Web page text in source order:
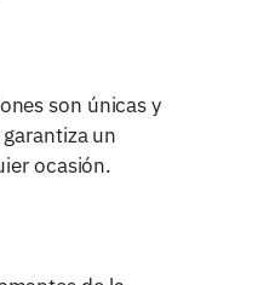
son únicas y
un
ocasión.